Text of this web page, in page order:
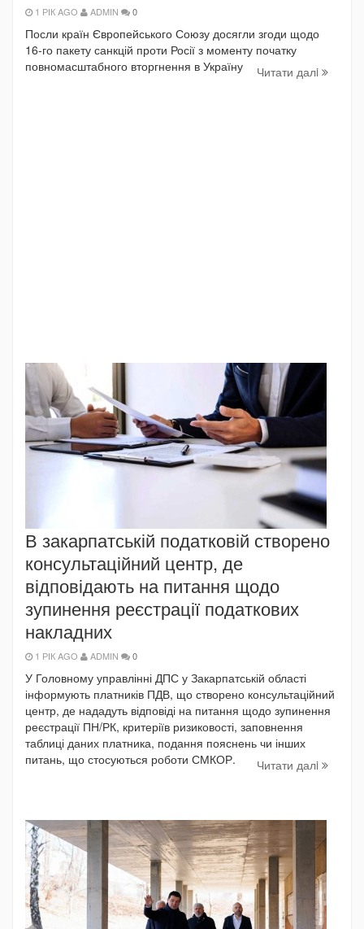
1 РІК AGO ADMIN 0
Посли країн Європейського Союзу досягли згоди щодо
16-го пакету санкцій проти Росії з моменту початку
повномасштабного вторгнення в Україну
Читати далi
В закарпатській податковій створено
консультаційний центр, де
відповідають на питання щодо
зупинення реєстрації податкових
накладних
1 РІК AGO ADMIN 0
У Головному управлінні ДПС у Закарпатській області
інформують платників ПДВ, що створено консультаційний
центр, де нададуть відповіді на питання щодо зупинення
реєстрації ПН/РК, критеріїв ризиковості, заповнення
таблиці даних платника, подання пояснень чи інших
питань, що стосуються роботи СМКОР.
Читати далi